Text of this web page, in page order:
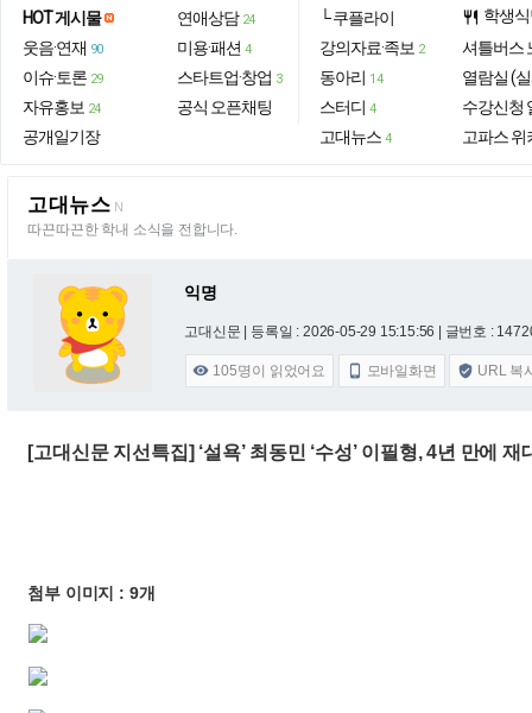
HOT 게시물
웃음·연재 90
이슈·토론 29
자유홍보 24
공개일기장
연애상담 24
미용·패션 4
스타트업·창업 3
공식 오픈채팅
└ 쿠플라이
강의자료·족보 2
동아리 14
스터디 4
고대뉴스 4
restaurant 학생
셔틀버스
열람실 (
수강신청
고파스 위
고대뉴스 N
따끈따끈한 학내 소식을 전합니다.
익명
고대신문 | 등록일 : 2026-05-29 15:15:56 | 글번호 :
 105명이 읽었어요  모바일화면  URL 복
[고대신문 지선특집] ‘설욕’ 최동민 ‘수성’ 이필형, 4년 만에 재
첨부 이미지 : 9개